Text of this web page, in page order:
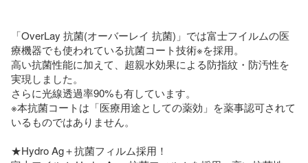
「OverLay 抗菌(オーバーレイ 抗菌)」では富士フイルムの医
療機器でも使われている抗菌コート技術※を採用。
高い抗菌性能に加えて、超親水効果による防指紋・防汚性を
実現しました。
さらに光線透過率90%も有しています。
※本抗菌コートは「医療用途としての薬効」を薬事認可されて
いるものではありません。
★Hydro Ag＋抗菌フィルム採用！